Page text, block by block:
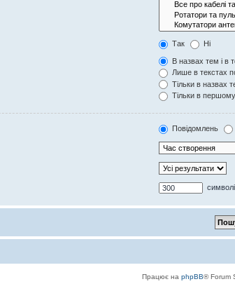
Так Ні
В назвах тем і в
Лише в текстах
Тільки в назвах
Тільки в
Повідомлень
Працює на phpBB® Forum